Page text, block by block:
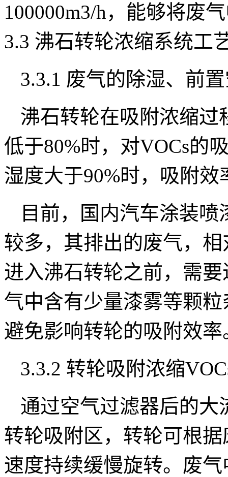
100000m3/h，能够将废
3.3 沸石转轮浓缩系统工
3.3.1 废气的除湿、前
沸石转轮在吸附浓缩过
低于80%时，对VOCs的
湿度大于90%时，吸附
目前，国内汽车涂装
较多，其排出的废气，
进入沸石转轮之前，需
气中含有少量漆雾等颗
避免影响转轮的吸附效率
3.3.2 转轮吸附浓缩
通过空气过滤器后的大
转轮吸附区，转轮可根
速度持续缓慢旋转。废